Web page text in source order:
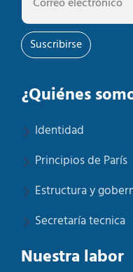
Suscribirse
¿Quiénes
Identidad
Principios de París
Estructura y
Secretaría tecnica
Nuestra labor